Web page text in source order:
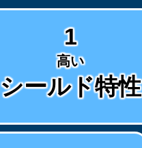
1
高い
シールド特性